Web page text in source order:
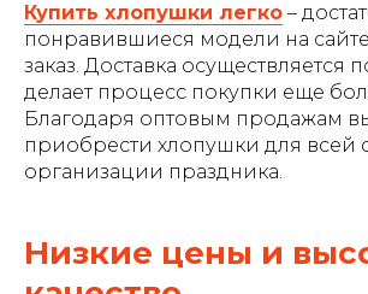
Купить хлопушки легко –
понравившиеся модели на
заказ. Доставка осуществляется
делает процесс покупки еще
Благодаря оптовым продажам
приобрести хлопушки для всей
организации праздника.
Низкие цены и